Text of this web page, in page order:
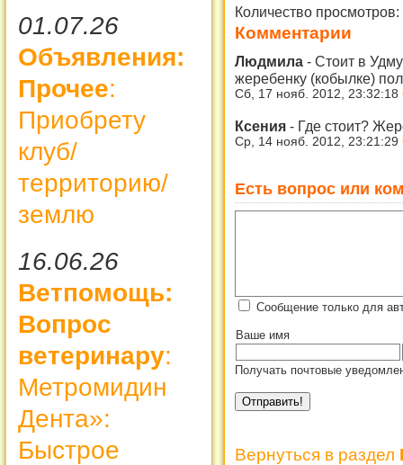
01.07.26
Объявления:
Прочее:
Приобрету
клуб/
территорию/
землю
16.06.26
Ветпомощь:
Вопрос
ветеринару:
Метромидин
Дента»:
Быстрое
Количество просмотров:
Комментарии
Людмила - Стоит в
жеребенку (кобылке)
Сб, 17 нояб. 2012, 23:32:18
Ксения - Где стоит?
Ср, 14 нояб. 2012, 23:21:29
Есть вопрос или
Сообщение только для
Ваше имя
Получать почтовые
Вернуться в раздел